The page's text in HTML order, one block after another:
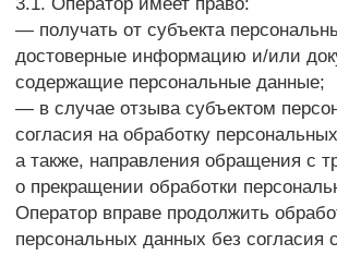
Законом о персональных данных.
4. Основные права и обязанности субъектов
персональных данных
4.1. Субъекты персональных данных имеют право:
— получать информацию, касающуюся обработки
его персональных данных, за исключением случаев,
предусмотренных федеральными законами.
Сведения предоставляются субъекту персональных
данных Оператором в доступной форме, и в них
не должны содержаться персональные данные,
относящиеся к другим субъектам персональных
данных, за исключением случаев, когда имеются
законные основания для раскрытия таких